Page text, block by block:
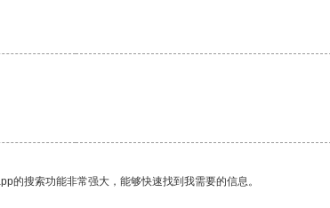
的搜索功能非常强大，能够快速找到我需要的信息。